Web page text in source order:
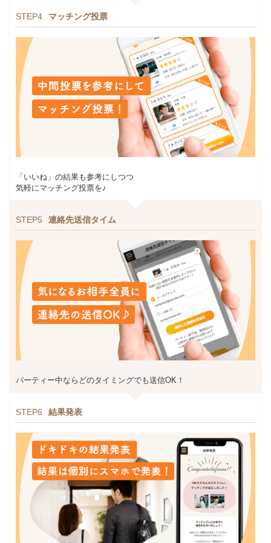
STEP4 マッチング投票
「いいね」の結果も参考にしつつ
気軽にマッチング投票を♪
STEP5 連絡先送信タイム
パーティー中ならどのタイミングでも送信OK！
STEP6 結果発表